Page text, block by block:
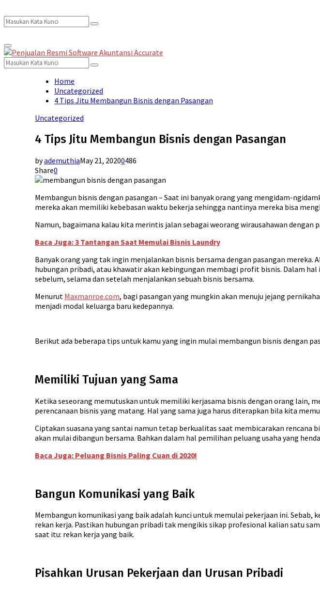
Search
for:
Search
Primary
Menu
Search
for:
Search
Home
Uncategorized
4 Tips Jitu Membangun Bisnis dengan Pasangan
Uncategorized
4 Tips Jitu Membangun Bisnis dengan Pasangan
byademuthiaMay 21, 20200486
Share0
Membangun bisnis dengan pasangan – Saat ini banyak orang yang mengidam-
mereka akan memiliki kebebasan waktu bekerja sehingga nantinya mereka bisa
Namun, bagaimana kalau kita merintis jalan sebagai weorang wirausahawan dengan
Baca Juga: 3 Tantangan Saat Memulai Bisnis Laundry
Banyak orang yang tak ingin menjalankan bisnis bersama dengan pasangan
hubungan pribadi, atau khawatir akan kebingungan membagi profit bisnis. Dalam
sebelum, selama dan setelah menjalankan sebuah bisnis bersama.
Menurut Maxmanroe.com, bagi pasangan yang mungkin akan menuju jejang
menjadi modal keluarga baru kedepannya.
Berikut ada beberapa tips untuk kamu yang ingin mulai membangun bisnis dengan
Memiliki Tujuan yang Sama
Ketika seseorang memutuskan untuk memiliki kerjasama bisnis dengan orang lain,
perencanaan bisnis yang matang. Hal yang sama juga harus diterapkan bila kita
Ciptakan suasana yang santai namun tetap berkualitas saat membicarakan rencana
akan mulai dibangun bersama. Bahkan dalam hal pemilihan peluang usaha yang
Baca Juga: Peluang Bisnis Paling Cuan di 2020!
Bangun Komunikasi yang Baik
Membangun komunikasi yang baik adalah kunci untuk memulai pekerjaan ini.
rekan kerja. Pastikan hubungan pribadi tak mengikis sikap profesional kalian satu
saat itu: rekan kerja yang baik.
Pisahkan Urusan Pekerjaan dan Urusan Pribadi